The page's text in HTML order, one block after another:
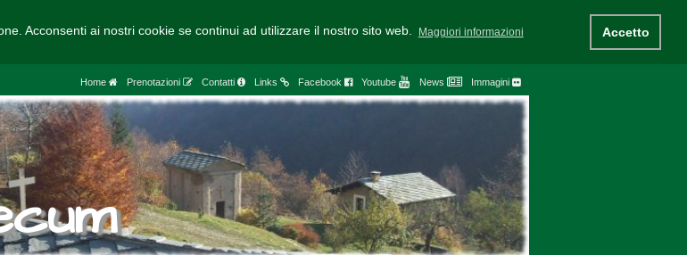
Acconsenti ai nostri cookie se continui ad utilizzare il nostro sito web. Maggiori informazioni Accetto
Immagini
News
Youtube
Facebook
Links
Contatti
Prenotazioni
Home